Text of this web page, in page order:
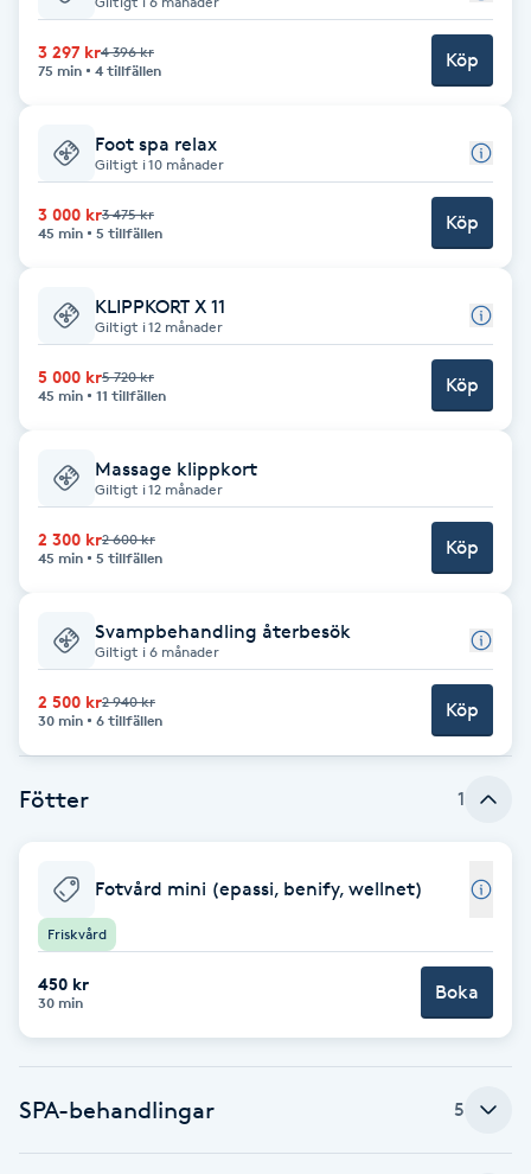
Babylights
Balayage
Bambumassage
Barber
Barnklippning
BIAB
Blowout
Bottenfärg
Brynfärgning
Brynplockning
C
Coachning
Color correction
Cryoterapi
D
Damklippning
3 297 kr4 396 kr
75 min
4 tillfällen Köp
Foot spa relax
Giltigt i 10 månader
3 000 kr3 475 kr
45 min
5 tillfällen Köp
KLIPPKORT X 11
Giltigt i 12 månader
5 000 kr5 720 kr
45 min
11 tillfällen Köp
Massage klippkort
Giltigt i 12 månader
2 300 kr2 600 kr
45 min
5 tillfällen Köp
Svampbehandling återbesök
Giltigt i 6 månader
2 500 kr2 940 kr
30 min
6 tillfällen Köp
Fötter 1
Fotvård mini (epassi, benify, wellnet)
Friskvård
450 kr
30 min Boka
SPA-behandlingar 5